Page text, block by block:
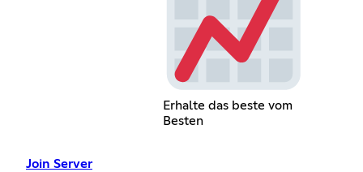
Erhalte das beste vom
Besten
Join Server